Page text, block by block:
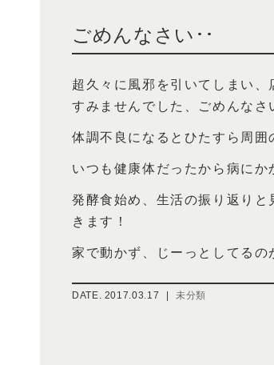
ごめんなさい･･
超久々に風邪を引いてしまい、
すみませんでした、ごめんなさ
体調不良になるとひたすら周囲
いつも健康体だったから病に
発酵食始め、生活の振り返り
きます！
家で動かず、じーっとしてるの
DATE. 2017.03.17 未分類